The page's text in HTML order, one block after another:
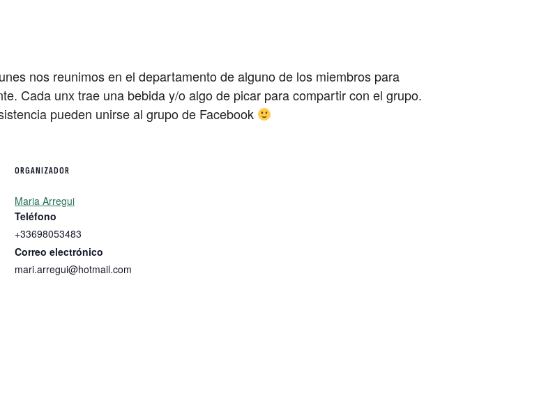
nos reunimos en el departamento de alguno de los miembros para
Cada unx trae una bebida y/o algo de picar para compartir con el grupo.
pueden unirse al grupo de Facebook
ORGANIZADOR
Maria Arregui
Teléfono
+33698053483
Correo electrónico
mari.arregui@hotmail.com